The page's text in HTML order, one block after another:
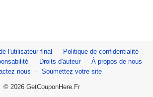
l'utilisateur final
Politique de confidentialité
Droits d'auteur
À propos de nous
nous
Soumettez votre site
© 2026 GetCouponHere.Fr